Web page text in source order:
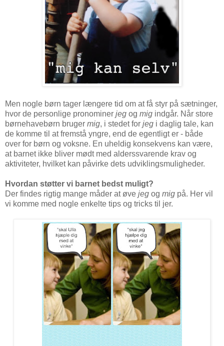
Men nogle børn tager længere tid om at få styr på sætninger,
hvor de personlige pronominer jeg og mig indgår. Når store
børnehavebørn bruger mig, i stedet for jeg i daglig tale, kan
de komme til at fremstå yngre, end de egentligt er - både
over for børn og voksne. En uheldig konsekvens kan være,
at barnet ikke bliver mødt med alderssvarende krav og
aktiviteter, hvilket kan påvirke dets udviklingsmuligheder.
Hvordan støtter vi barnet bedst muligt?
Der findes rigtig mange måder at øve jeg og mig på. Her vil
vi komme med nogle enkelte tips og tricks til jer.